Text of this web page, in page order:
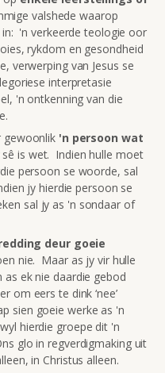
valshede waarop
'n verkeerde teologie oor
rykdom en gesondheid
verwerping van Jesus se
interpretasie
'n ontkenning van die
gewoonlik 'n persoon wat
is wet. Indien hulle moet
persoon se woorde, sal
jy hierdie persoon se
sal jy as 'n sondaar of
deur goeie
nie. Maar as jy vir hulle
ek nie daardie gebod
om eers te dink ‘nee’
sien goeie werke as 'n
hierdie groepe dit 'n
glo in regverdigmaking uit
in Christus alleen.